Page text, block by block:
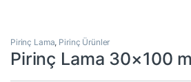
Pirinç Lama, Pirinç Ürünler
Pirinç Lama 30×100